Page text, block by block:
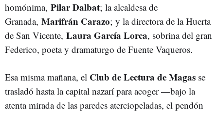
homónima, Pilar Dalbat; la alcaldesa de
Granada, Marifrán Carazo; y la directora de la Huerta
de San Vicente, Laura García Lorca, sobrina del gran
Federico, poeta y dramaturgo de Fuente Vaqueros.
Esa misma mañana, el Club de Lectura de Magas se
trasladó hasta la capital nazarí para acoger —bajo la
atenta mirada de las paredes aterciopeladas, el pendón